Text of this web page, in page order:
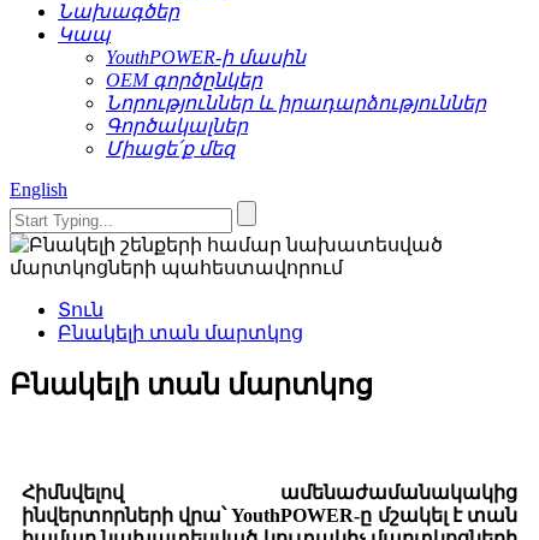
Նախագծեր
Կապ
YouthPOWER-ի մասին
OEM գործընկեր
Նորություններ և իրադարձություններ
Գործակալներ
Միացե՛ք մեզ
English
Տուն
Բնակելի տան մարտկոց
Բնակելի տան մարտկոց
Հիմնվելով ամենաժամանակակից
ինվերտորների վրա՝ YouthPOWER-ը մշակել է տան